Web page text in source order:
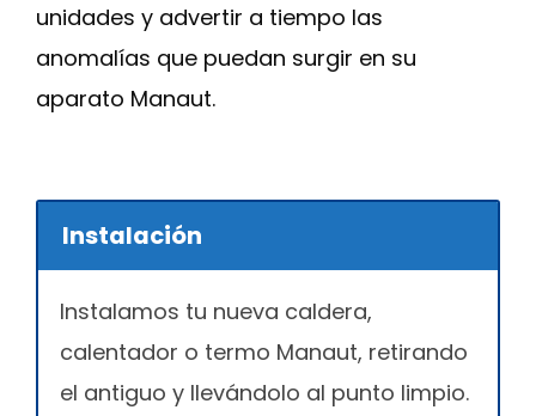
unidades y advertir a tiempo las
anomalías que puedan surgir en su
aparato Manaut.
Instalación
Instalamos tu nueva caldera,
calentador o termo Manaut, retirando
el antiguo y llevándolo al punto limpio.